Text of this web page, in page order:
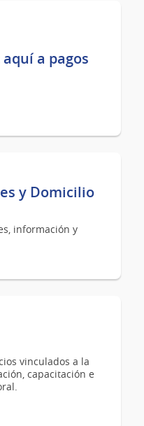
a pagos
y Domicilio
información y
vinculados a la
capacitación e